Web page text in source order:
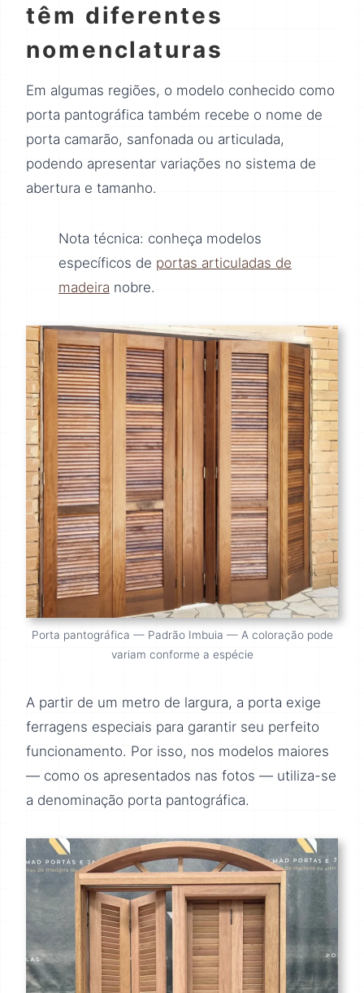
têm diferentes
nomenclaturas
Em algumas regiões, o modelo conhecido como
porta pantográfica também recebe o nome de
porta camarão, sanfonada ou articulada,
podendo apresentar variações no sistema de
abertura e tamanho.
Nota técnica: conheça modelos
específicos de portas articuladas de
madeira nobre.
Porta pantográfica — Padrão Imbuia — A coloração pode
variam conforme a espécie
A partir de um metro de largura, a porta exige
ferragens especiais para garantir seu perfeito
funcionamento. Por isso, nos modelos maiores
— como os apresentados nas fotos — utiliza-se
a denominação porta pantográfica.